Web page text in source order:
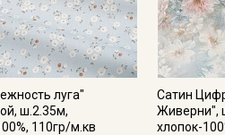
луга"
ш.2.35м,
110гр/м.кв
Сатин
Живерни",
хлопок-